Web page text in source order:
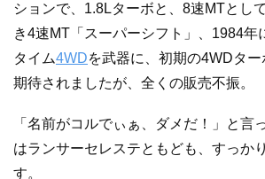
ションで、1.8Lターボと、8速MTとし
き4速MT「スーパーシフト」、1984年
タイム4WDを武器に、初期の4WDタ
期待されましたが、全くの販売不振。
「名前がコルでぃぁ、ダメだ！」と言
はランサーセレステともども、すっか
す。